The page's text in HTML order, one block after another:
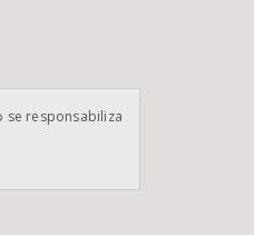
se responsabiliza